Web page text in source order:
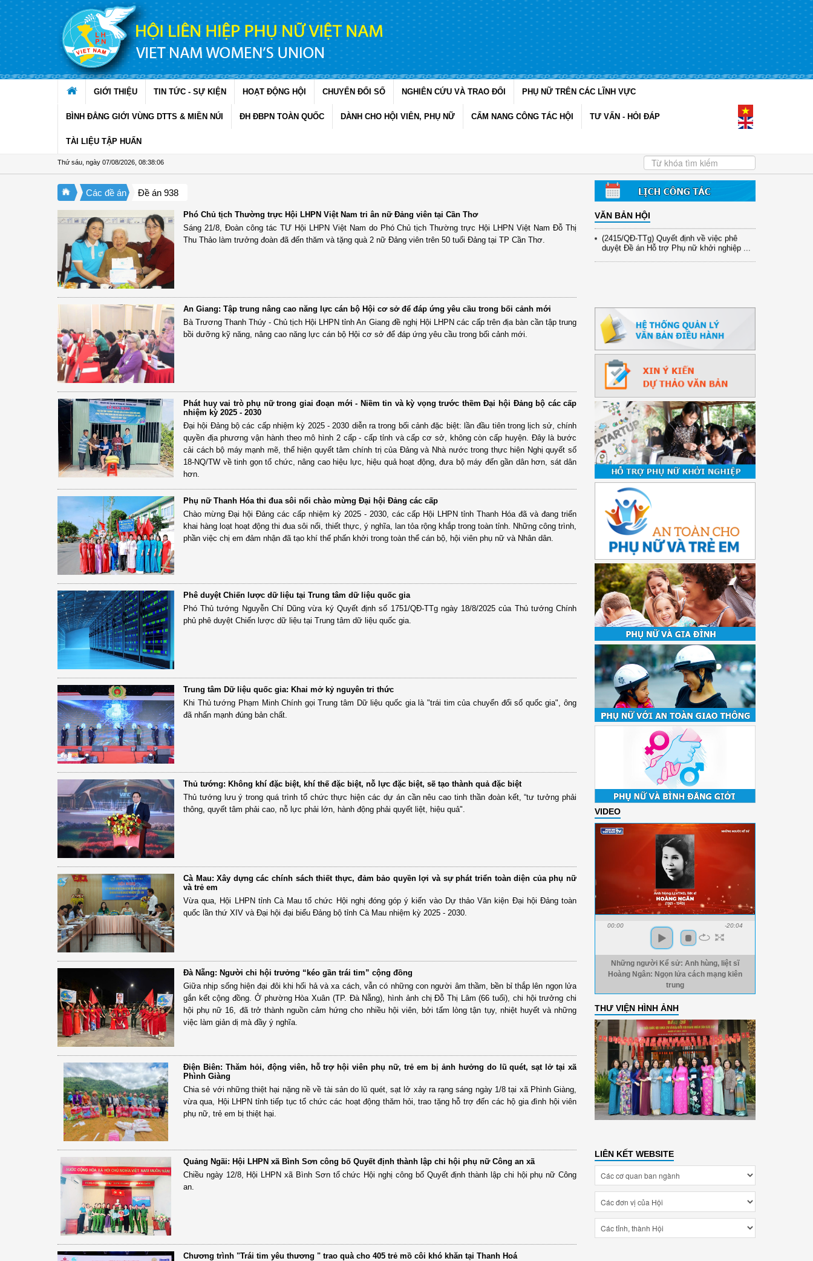
Truy cập nội dung luôn
GIỚI THIỆU TIN TỨC - SỰ KIỆN HOẠT ĐỘNG HỘI CHUYỂN ĐỔI SỐ NGHIÊN CỨU VÀ TRAO ĐỔI PHỤ NỮ TRÊN CÁC LĨNH VỰC
BÌNH ĐẲNG GIỚI VÙNG DTTS & MIỀN NÚI ĐH ĐBPN TOÀN QUỐC DÀNH CHO HỘI VIÊN, PHỤ NỮ CẨM NANG CÔNG TÁC HỘI TƯ VẤN - HỎI ĐÁP
TÀI LIỆU TẬP HUẤN
Thứ sáu, ngày 07/08/2026 08:38:07
Các đề án Đề án 938
Phó Chủ tịch Thường trực Hội LHPN Việt Nam tri ân nữ Đảng viên tại Cần Thơ
Sáng 21/8, Đoàn công tác TƯ Hội LHPN Việt Nam do Phó Chủ tịch Thường trực Hội LHPN Việt Nam Đỗ Thị
Thu Thảo làm trưởng đoàn đã đến thăm và tặng quà 2 nữ Đảng viên trên 50 tuổi Đảng tại TP Cần Thơ.
An Giang: Tập trung nâng cao năng lực cán bộ Hội cơ sở để đáp ứng yêu cầu trong bối cảnh mới
Bà Trương Thanh Thúy - Chủ tịch Hội LHPN tỉnh An Giang đề nghị Hội LHPN các cấp trên địa bàn cần tập trung
bồi dưỡng kỹ năng, nâng cao năng lực cán bộ Hội cơ sở để đáp ứng yêu cầu trong bối cảnh mới.
Phát huy vai trò phụ nữ trong giai đoạn mới - Niềm tin và kỳ vọng trước thềm Đại hội Đảng bộ các cấp
nhiệm kỳ 2025 - 2030
Đại hội Đảng bộ các cấp nhiệm kỳ 2025 - 2030 diễn ra trong bối cảnh đặc biệt: lần đầu tiên trong lịch sử, chính
quyền địa phương vận hành theo mô hình 2 cấp - cấp tỉnh và cấp cơ sở, không còn cấp huyện. Đây là bước
cải cách bộ máy mạnh mẽ, thể hiện quyết tâm chính trị của Đảng và Nhà nước trong thực hiện Nghị quyết số
18-NQ/TW về tinh gọn tổ chức, nâng cao hiệu lực, hiệu quả hoạt động, đưa bộ máy đến gần dân hơn, sát dân
hơn.
Phụ nữ Thanh Hóa thi đua sôi nổi chào mừng Đại hội Đảng các cấp
Chào mừng Đại hội Đảng các cấp nhiệm kỳ 2025 - 2030, các cấp Hội LHPN tỉnh Thanh Hóa đã và đang triển
khai hàng loạt hoạt động thi đua sôi nổi, thiết thực, ý nghĩa, lan tỏa rộng khắp trong toàn tỉnh. Những công trình,
phần việc chị em đảm nhận đã tạo khí thế phấn khởi trong toàn thể cán bộ, hội viên phụ nữ và Nhân dân.
Phê duyệt Chiến lược dữ liệu tại Trung tâm dữ liệu quốc gia
Phó Thủ tướng Nguyễn Chí Dũng vừa ký Quyết định số 1751/QĐ-TTg ngày 18/8/2025 của Thủ tướng Chính
phủ phê duyệt Chiến lược dữ liệu tại Trung tâm dữ liệu quốc gia.
Trung tâm Dữ liệu quốc gia: Khai mở kỷ nguyên tri thức
Khi Thủ tướng Phạm Minh Chính gọi Trung tâm Dữ liệu quốc gia là "trái tim của chuyển đổi số quốc gia", ông
đã nhấn mạnh đúng bản chất.
Thủ tướng: Không khí đặc biệt, khí thế đặc biệt, nỗ lực đặc biệt, sẽ tạo thành quả đặc biệt
Thủ tướng lưu ý trong quá trình tổ chức thực hiện các dự án cần nêu cao tinh thần đoàn kết, “tư tưởng phải
thông, quyết tâm phải cao, nỗ lực phải lớn, hành động phải quyết liệt, hiệu quả".
Cà Mau: Xây dựng các chính sách thiết thực, đảm bảo quyền lợi và sự phát triển toàn diện của phụ nữ
và trẻ em
Vừa qua, Hội LHPN tỉnh Cà Mau tổ chức Hội nghị đóng góp ý kiến vào Dự thảo Văn kiện Đại hội Đảng toàn
quốc lần thứ XIV và Đại hội đại biểu Đảng bộ tỉnh Cà Mau nhiệm kỳ 2025 - 2030.
Đà Nẵng: Người chi hội trưởng “kéo gần trái tim” cộng đồng
Giữa nhịp sống hiện đại đôi khi hối hả và xa cách, vẫn có những con người âm thầm, bền bỉ thắp lên ngọn lửa
gắn kết cộng đồng. Ở phường Hòa Xuân (TP. Đà Nẵng), hình ảnh chị Đỗ Thị Lâm (66 tuổi), chi hội trưởng chi
hội phụ nữ 16, đã trở thành nguồn cảm hứng cho nhiều hội viên, bởi tấm lòng tận tụy, nhiệt huyết và những
việc làm giản dị mà đầy ý nghĩa.
Điện Biên: Thăm hỏi, động viên, hỗ trợ hội viên phụ nữ, trẻ em bị ảnh hưởng do lũ quét, sạt lở tại xã
Phình Giàng
Chia sẻ với những thiệt hại nặng nề về tài sản do lũ quét, sạt lở xảy ra rạng sáng ngày 1/8 tại xã Phình Giàng,
vừa qua, Hội LHPN tỉnh tiếp tục tổ chức các hoạt động thăm hỏi, trao tặng hỗ trợ đến các hộ gia đình hội viên
phụ nữ, trẻ em bị thiệt hại.
Quảng Ngãi: Hội LHPN xã Bình Sơn công bố Quyết định thành lập chi hội phụ nữ Công an xã
Chiều ngày 12/8, Hội LHPN xã Bình Sơn tổ chức Hội nghị công bố Quyết định thành lập chi hội phụ nữ Công
an.
Chương trình "Trái tim yêu thương " trao quà cho 405 trẻ mồ côi khó khăn tại Thanh Hoá
VĂN BẢN HỘI
(12/TB-HĐKH) V/v đăng ký, đề xuất nhiệm
(898/KH/ĐCT) Kế hoạch thực hiện Quyết
định số 2415/QĐ-TTg ngày 31/10/2025 ...
Chương trình mục tiêu quốc gia xây dựng
(891/KH-ĐCT) Kế hoạch thực hiện Nghị
quyết số 72-NQ/TW ngày 9/9/2025 của Bộ
...
(2415/QĐ-TTg) Quyết định về việc phê
duyệt Đề án Hỗ trợ Phụ nữ khởi nghiệp ...
VIDEO
00:00 -20:04
Những người Kể sử: Anh hùng, liệt sĩ
Hoàng Ngân: Ngọn lửa cách mạng kiên
trung
THƯ VIỆN HÌNH ẢNH
LIÊN KẾT WEBSITE